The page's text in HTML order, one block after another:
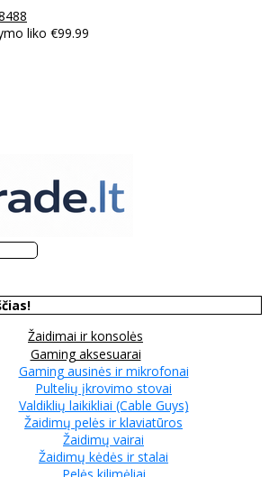
liko €99.99
Žaidimai ir konsolės
Gaming aksesuarai
Gaming ausinės ir mikrofonai
Pultelių įkrovimo stovai
Valdiklių laikikliai (Cable Guys)
Žaidimų pelės ir klaviatūros
Žaidimų vairai
Žaidimų kėdės ir stalai
Pelės kilimėliai